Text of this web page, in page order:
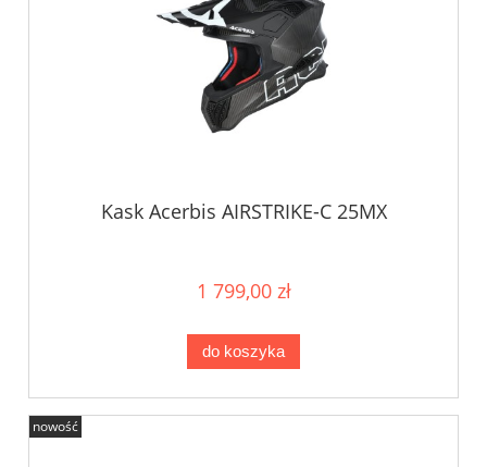
Kask Acerbis AIRSTRIKE-C 25MX
1 799,00 zł
do koszyka
nowość